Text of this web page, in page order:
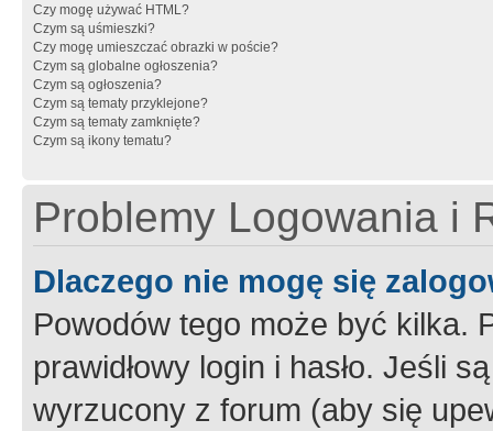
Czy mogę używać HTML?
Czym są uśmieszki?
Czy mogę umieszczać obrazki w poście?
Czym są globalne ogłoszenia?
Czym są ogłoszenia?
Czym są tematy przyklejone?
Czym są tematy zamknięte?
Czym są ikony tematu?
Problemy Logowania i
Dlaczego nie mogę się
Powodów tego może być kilka.
prawidłowy login i hasło. Jeśli
wyrzucony z forum (aby się